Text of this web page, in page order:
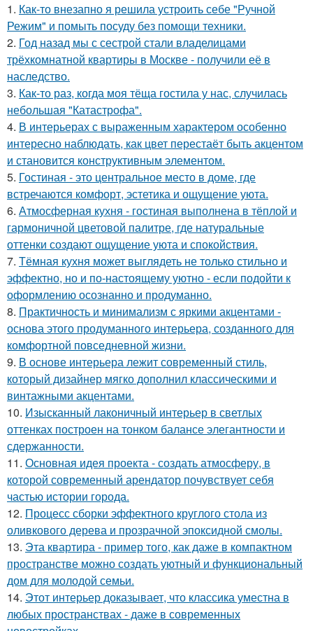
1. Как-то внезапно я решила устроить себе "Ручной
Режим" и помыть посуду без помощи техники.
2. Год назад мы с сестрой стали владелицами
трёхкомнатной квартиры в Москве - получили её в
наследство.
3. Как-то раз, когда моя тёща гостила у нас, случилась
небольшая "Катастрофа".
4. В интерьерах с выраженным характером особенно
интересно наблюдать, как цвет перестаёт быть акцентом
и становится конструктивным элементом.
5. Гостиная - это центральное место в доме, где
встречаются комфорт, эстетика и ощущение уюта.
6. Атмосферная кухня - гостиная выполнена в тёплой и
гармоничной цветовой палитре, где натуральные
оттенки создают ощущение уюта и спокойствия.
7. Тёмная кухня может выглядеть не только стильно и
эффектно, но и по-настоящему уютно - если подойти к
оформлению осознанно и продуманно.
8. Практичность и минимализм с яркими акцентами -
основа этого продуманного интерьера, созданного для
комфортной повседневной жизни.
9. В основе интерьера лежит современный стиль,
который дизайнер мягко дополнил классическими и
винтажными акцентами.
10. Изысканный лаконичный интерьер в светлых
оттенках построен на тонком балансе элегантности и
сдержанности.
11. Основная идея проекта - создать атмосферу, в
которой современный арендатор почувствует себя
частью истории города.
12. Процесс сборки эффектного круглого стола из
оливкового дерева и прозрачной эпоксидной смолы.
13. Эта квартира - пример того, как даже в компактном
пространстве можно создать уютный и функциональный
дом для молодой семьи.
14. Этот интерьер доказывает, что классика уместна в
любых пространствах - даже в современных